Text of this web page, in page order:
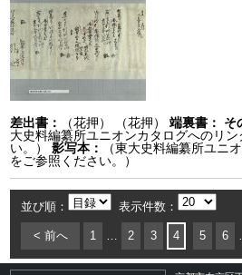
差出書： （花押） （花押） 端裏書： そ
大史料編纂所ユニオンカタログへのリン
い。）
影写本：
（東大史料編纂所ユニ
をご参照ください。）
並び順： 表示件数：
< 前へ 1 … 2 3 4 5 6